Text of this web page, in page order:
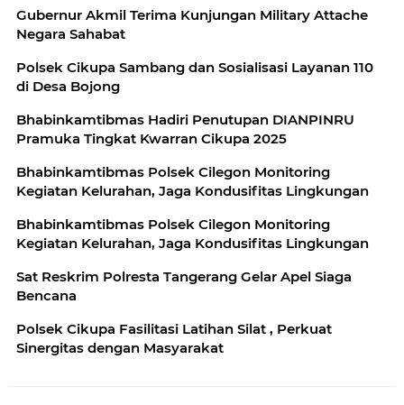
Gubernur Akmil Terima Kunjungan Military Attache
Negara Sahabat
Polsek Cikupa Sambang dan Sosialisasi Layanan 110
di Desa Bojong
Bhabinkamtibmas Hadiri Penutupan DIANPINRU
Pramuka Tingkat Kwarran Cikupa 2025
Bhabinkamtibmas Polsek Cilegon Monitoring
Kegiatan Kelurahan, Jaga Kondusifitas Lingkungan
Bhabinkamtibmas Polsek Cilegon Monitoring
Kegiatan Kelurahan, Jaga Kondusifitas Lingkungan
Sat Reskrim Polresta Tangerang Gelar Apel Siaga
Bencana
Polsek Cikupa Fasilitasi Latihan Silat , Perkuat
Sinergitas dengan Masyarakat